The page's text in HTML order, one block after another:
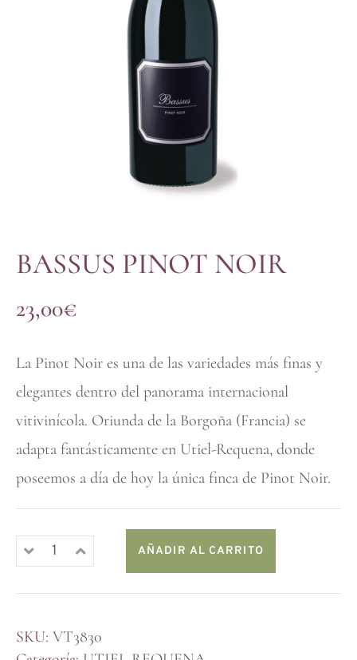
BASSUS PINOT NOIR
23,00€
La Pinot Noir es una de las variedades más finas y
elegantes dentro del panorama internacional
vitivinícola. Oriunda de la Borgoña (Francia) se
adapta fantásticamente en Utiel-Requena, donde
poseemos a día de hoy la única finca de Pinot Noir.
AÑADIR AL CARRITO
SKU: VT3830